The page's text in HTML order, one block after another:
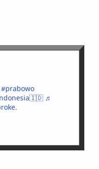
#prabowo
♬